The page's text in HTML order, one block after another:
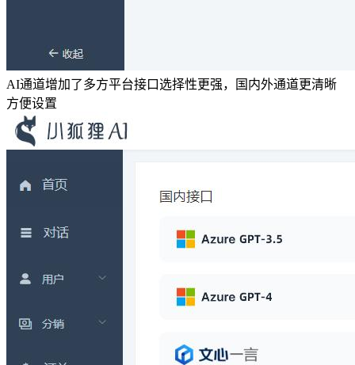
AI通道增加了多方平台接口选择性更强，国内外通道更清晰
方便设置